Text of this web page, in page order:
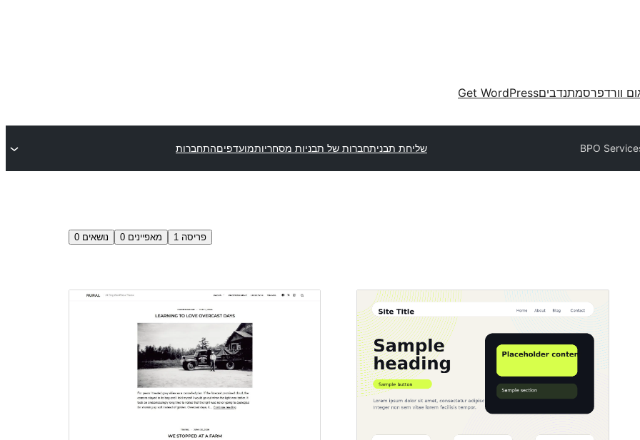
וורדפרסמתנדביםGet WordPress
BPO שליחת תבניתחברות של תבניות מסחריותמועדפיםהתחברות
פריסה 1 מאפיינים 0 נושאים 0